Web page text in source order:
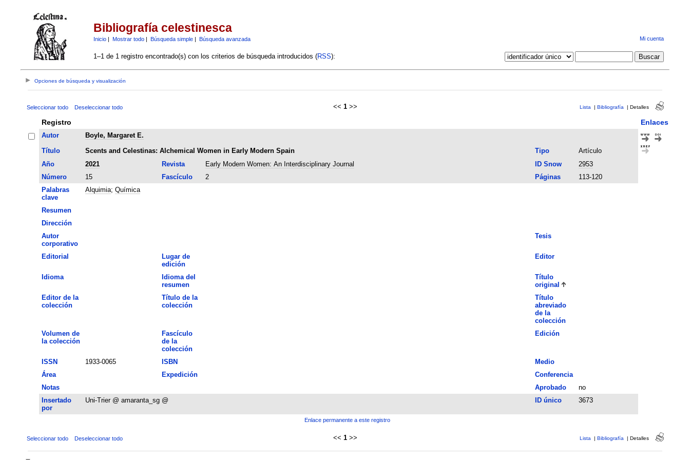
Bibliografía celestinesca
Inicio| Mostrar todo| Búsqueda simple| Búsqueda avanzada Mi cuenta
1–1 de 1 registro encontrado(s) con los criterios de búsqueda introducidos (RSS):
Opciones de búsqueda y visualización
Seleccionar todo Deseleccionar todo << 1 >> Lista | Bibliografía | Detalles
Registro Enlaces
Autor
Boyle, Margaret E.
Título
Scents and Celestinas: Alchemical Women in Early Modern Spain Tipo
Artículo
Año
2021 Revista Early Modern Women: An Interdisciplinary Journal ID Snow
2953
Número
15 Fascículo 2 Páginas
113-120
Palabras
clave
Alquimia; Química
Resumen
Dirección
Autor
corporativo
Tesis
Editorial
Lugar de
edición
Editor
Idioma
Idioma del
resumen
Título
original
Editor de la
colección
Título de la
colección
Título
abreviado
de la
colección
Volumen de
la colección
Fascículo
de la
colección
Edición
ISSN 1933-0065 ISBN
Medio
Área
Expedición
Conferencia
Notas
Aprobado
no
Insertado
por
Uni-Trier @ amaranta_sg @ ID único 3673
Enlace permanente a este registro
Seleccionar todo Deseleccionar todo << 1 >> Lista | Bibliografía | Detalles